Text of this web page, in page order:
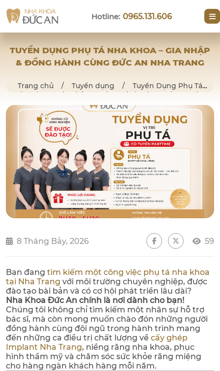
Hotline: 0965.131.606
TUYỂN DỤNG PHỤ TÁ NHA KHOA – GIA NHẬP
& ĐỒNG HÀNH CÙNG ĐỨC AN NHA TRANG
Trang chủ / Tuyển dụng /
Tuyển Dụng Phụ Tá
Nha Khoa – Gia Nhập & Đồng Hành Cùng Đức An Nha
Trang
8 Tháng Bảy, 2026 59
Bạn đang tìm kiếm một công việc phụ tá nha khoa
tại Nha Trang với môi trường chuyên nghiệp, được
đào tạo bài bản và có cơ hội phát triển lâu dài?
Nha Khoa Đức An chính là nơi dành cho bạn!
Chúng tôi không chỉ tìm kiếm một nhân sự hỗ trợ
bác sĩ, mà còn mong muốn chào đón những người
đồng hành cùng đội ngũ trong hành trình mang
đến những ca điều trị chất lượng về cấy ghép
Implant Nha Trang, niềng răng nha khoa, phục
hình thẩm mỹ và chăm sóc sức khỏe răng miệng
cho hàng ngàn khách hàng mỗi năm.